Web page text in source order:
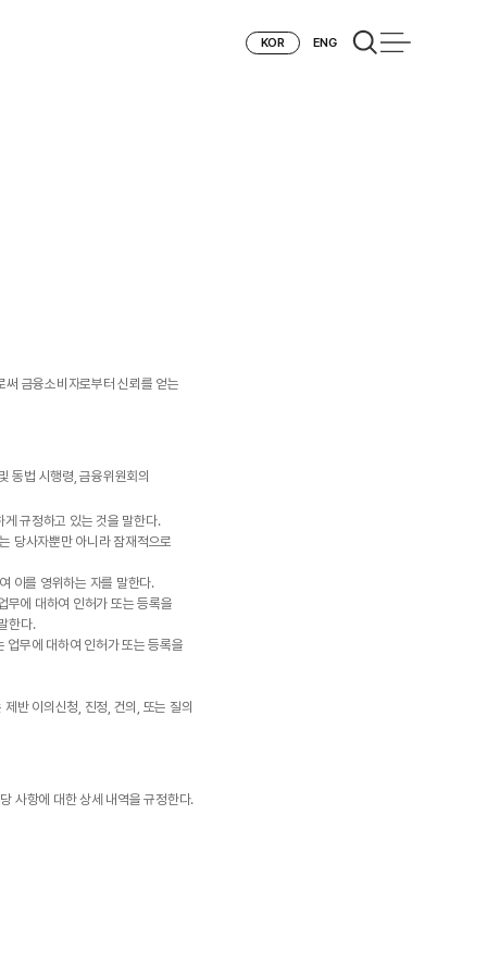
KOR ENG
금융소비자로부터 신뢰를 얻는
동법 시행령, 금융위원회의
규정하고 있는 것을 말한다.
당사자뿐만 아니라 잠재적으로
이를 영위하는 자를 말한다.
무에 대하여 인허가 또는 등록을
한다.
업무에 대하여 인허가 또는 등록을
반 이의신청, 진정, 건의, 또는 질의
사항에 대한 상세 내역을 규정한다.